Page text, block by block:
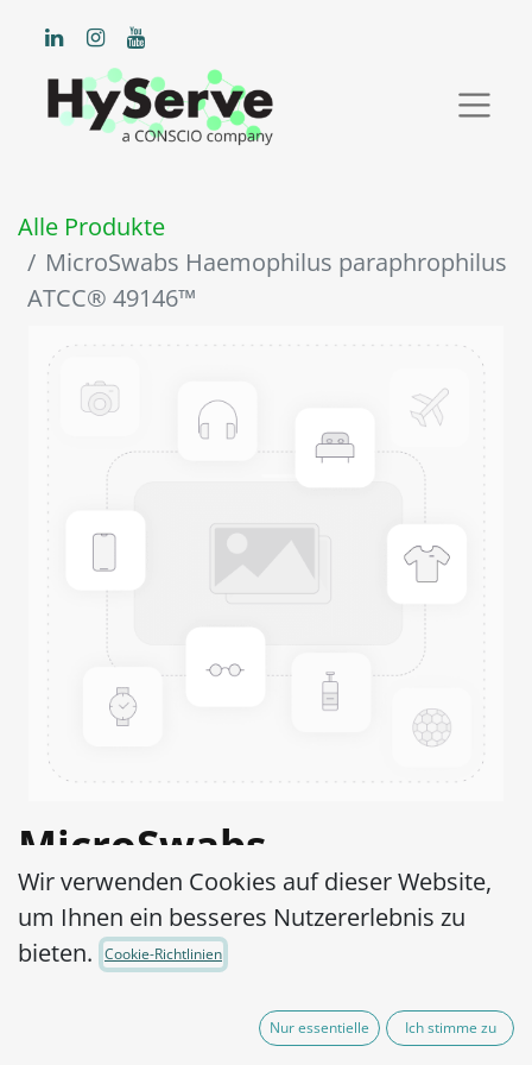
Alle Produkte
MicroSwabs Haemophilus paraphrophilus
ATCC® 49146™
MicroSwabs
Haemophilus
paraphrophilus ATCC®
MSH0160002
Wir verwenden Cookies auf dieser Website,
um Ihnen ein besseres Nutzererlebnis zu
bieten.
Cookie-Richtlinien
Nur essentielle Ich stimme zu